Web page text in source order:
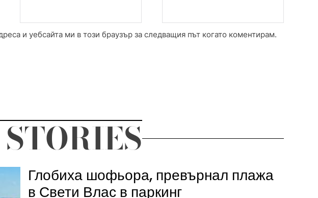
и уебсайта ми в този браузър за следващия път когато коментирам.
Глобиха шофьора, превърнал плажа
в Свети Влас в паркинг